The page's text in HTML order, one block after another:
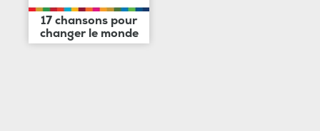
17 chansons pour
changer le monde